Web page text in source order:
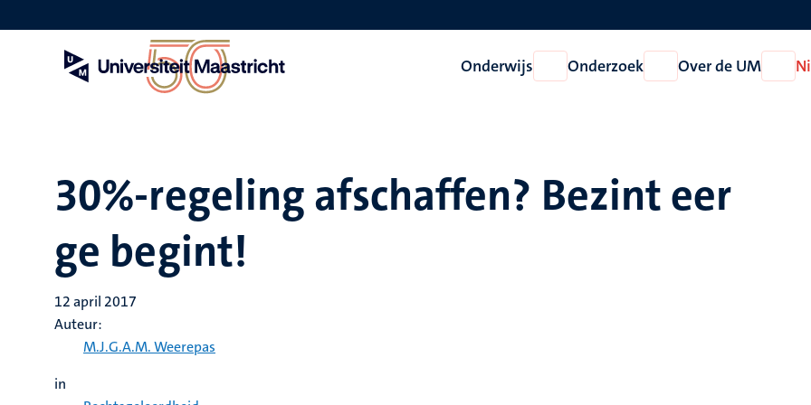
en
Onderwijs
Open
Onderwijs
Onderzoek
Open
Onderzoek
Over de UM
Open
Over
30%-regeling afschaffen? Bezint eer
ge begint!
12 april 2017
Auteur:
M.J.G.A.M. Weerepas
in